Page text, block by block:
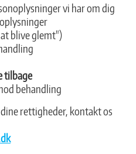
vi har om dig
blive glemt")
tilbage
behandling
rettigheder, kontakt os